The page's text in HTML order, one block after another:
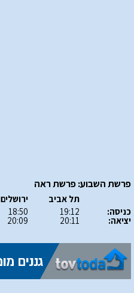
פרשת השבוע: פרשת ראה
כניסה:
יציאה:
תל אביב
19:12
20:11
ירושלים
18:50
20:09